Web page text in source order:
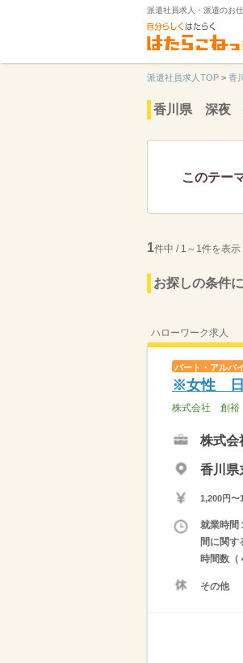
派遣社員求人・派遣のお
派遣社員求人TOP > 香
香川県 深夜
このテー
1件中 / 1～1件を表示
お探しの条件
ハローワーク求人
パート・アルバ
※女性 日
株式会社 創裕
株式
香川県
1,200円〜
就業時間
間に関す
時間数（
その他